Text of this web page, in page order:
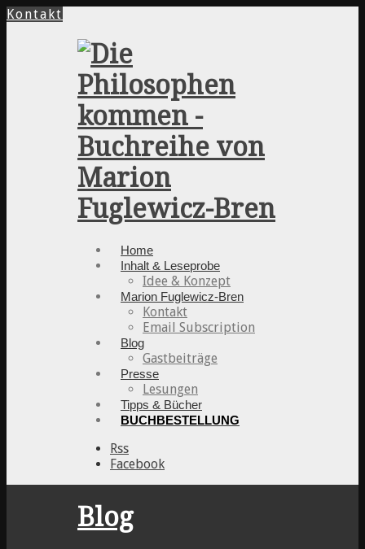
Kontakt
Home
Inhalt & Leseprobe
Idee & Konzept
Marion Fuglewicz-Bren
Kontakt
Email Subscription
Blog
Gastbeiträge
Presse
Lesungen
Tipps & Bücher
BUCHBESTELLUNG
Rss
Facebook
Blog